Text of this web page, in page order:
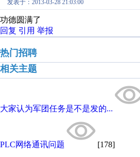
发表于：2013-03-28 21:03:00
功德圆满了
回复 引用 举报
热门招聘
相关主题
大家认为军团任务是不是发的...
PLC网络通讯问题 [178]